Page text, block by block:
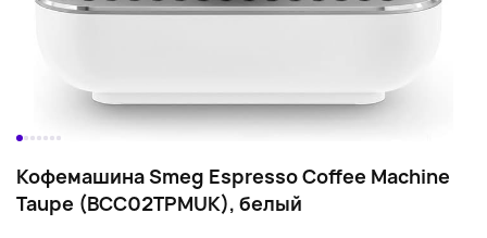
Кофемашина Smeg Espresso Coffee Machine
Taupe (BCC02TPMUK), белый